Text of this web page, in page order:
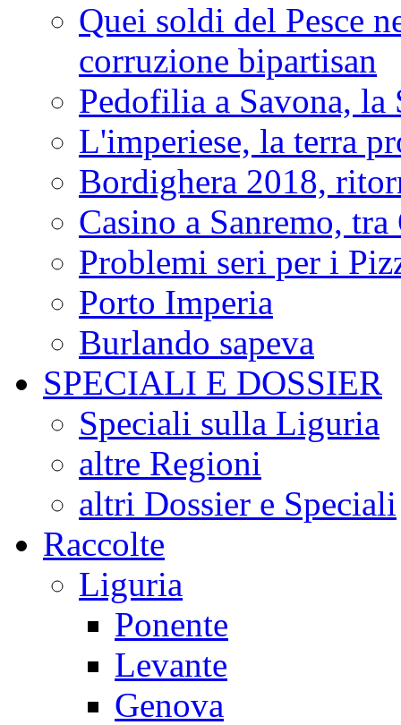
Quei soldi del Pesce
corruzione bipartisan
Pedofilia a Savona, la
L'imperiese, la terra
Bordighera 2018,
Casino a Sanremo,
Problemi seri per i
Porto Imperia
Burlando sapeva
SPECIALI E DOSSIER
Speciali sulla Liguria
altre Regioni
altri Dossier e Speciali
Raccolte
Liguria
Ponente
Levante
Genova